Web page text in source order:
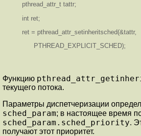
pthread_attr_t tattr;
int ret;
ret = pthread_attr_setinheritsched(&tattr,
PTHREAD_EXPLICIT_SCHED);
Функцию
текущего потока.
Параметры диспетчеризации
sched_param; в настоящее время
sched_param.sched_priority.
получают этот приоритет.